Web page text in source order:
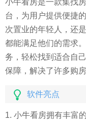
小牛看房是一款集找
台，为用户提供便捷
次置业的年轻人，还
都能满足他们的需求
务，轻松找到适合自
保障，解决了许多购
软件亮点
1. 小牛看房拥有丰富